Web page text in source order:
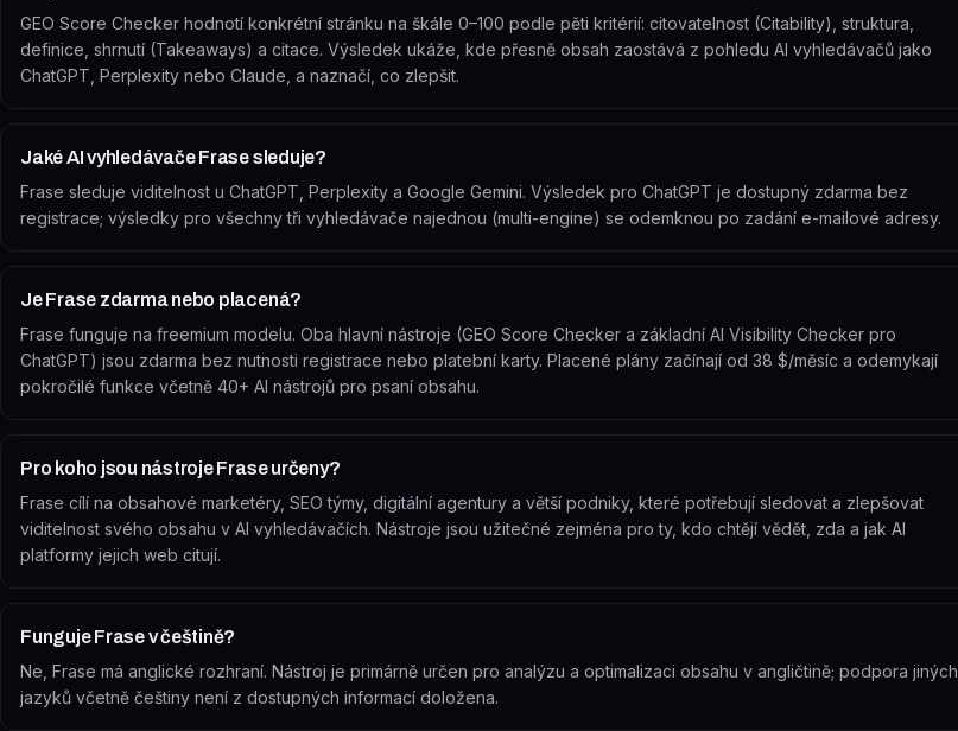
GEO Score Checker hodnotí konkrétní stránku na škále 0–100 podle pěti kritérií: citovatelnost (Citability), struktura,
definice, shrnutí (Takeaways) a citace. Výsledek ukáže, kde přesně obsah zaostává z pohledu AI vyhledávačů jako
ChatGPT, Perplexity nebo Claude, a naznačí, co zlepšit.
Jaké AI vyhledávače Frase sleduje?
Frase sleduje viditelnost u ChatGPT, Perplexity a Google Gemini. Výsledek pro ChatGPT je dostupný zdarma bez
registrace; výsledky pro všechny tři vyhledávače najednou (multi-engine) se odemknou po zadání e-mailové adresy.
Je Frase zdarma nebo placená?
Frase funguje na freemium modelu. Oba hlavní nástroje (GEO Score Checker a základní AI Visibility Checker pro
ChatGPT) jsou zdarma bez nutnosti registrace nebo platební karty. Placené plány začínají od 38 $/měsíc a odemykají
pokročilé funkce včetně 40+ AI nástrojů pro psaní obsahu.
Pro koho jsou nástroje Frase určeny?
Frase cílí na obsahové marketéry, SEO týmy, digitální agentury a větší podniky, které potřebují sledovat a zlepšovat
viditelnost svého obsahu v AI vyhledávačích. Nástroje jsou užitečné zejména pro ty, kdo chtějí vědět, zda a jak AI
platformy jejich web citují.
Funguje Frase v češtině?
Ne, Frase má anglické rozhraní. Nástroj je primárně určen pro analýzu a optimalizaci obsahu v angličtině; podpora jiných
jazyků včetně češtiny není z dostupných informací doložena.